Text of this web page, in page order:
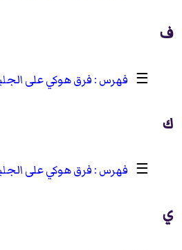
ف
☰ فرق هوكي على
ك
☰ فرق هوكي على
ي